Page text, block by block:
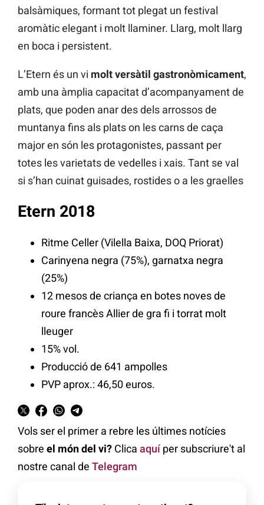
balsàmiques, formant tot plegat un festival
aromàtic elegant i molt llaminer. Llarg, molt llarg
en boca i persistent.
L’Etern és un vi molt versàtil gastronòmicament,
amb una àmplia capacitat d’acompanyament de
plats, que poden anar des dels arrossos de
muntanya fins als plats on les carns de caça
major en són les protagonistes, passant per
totes les varietats de vedelles i xais. Tant se val
si s’han cuinat guisades, rostides o a les graelles
Etern 2018
Ritme Celler (Vilella Baixa, DOQ Priorat)
Carinyena negra (75%), garnatxa negra
(25%)
12 mesos de criança en botes noves de
roure francès Allier de gra fi i torrat molt
lleuger
15% vol.
Producció de 641 ampolles
PVP aprox.: 46,50 euros.
Vols ser el primer a rebre les últimes notícies
sobre el món del vi? Clica aquíper subscriure't al
nostre canal de Telegram